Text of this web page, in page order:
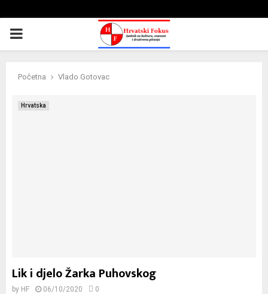
PRIMARY
Početna Vlado Gotovac
Hrvatska
Lik i djelo Žarka Puhovskog
by HF 06/10/2020 0